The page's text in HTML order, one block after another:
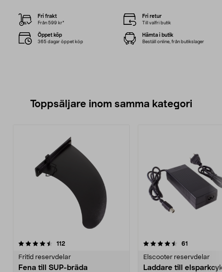
Fri frakt
Från 599 kr*
Fri retur
Till valfri butik
Öppet köp
365 dagar öppet köp
Hämta i butik
Beställ online, från butikslager
Toppsäljare inom samma kategori
112
Fritid reservdelar
Fena till SUP-bräda
4.5 av 5 stjärnor 61
Elscooter reservdelar
Laddare till
4.5 av 5 stjärnor